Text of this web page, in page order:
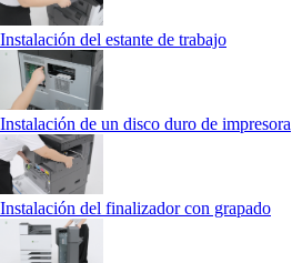
Instalación del estante de trabajo
Instalación de un disco duro de impresora
Instalación del finalizador con grapado